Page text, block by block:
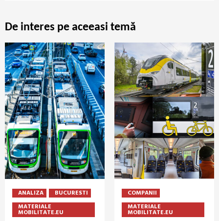
De interes pe aceeasi temă
ANALIZA
BUCURESTI
MATERIALE
MOBILITATE.EU
COMPANII
MATERIALE
MOBILITATE.EU